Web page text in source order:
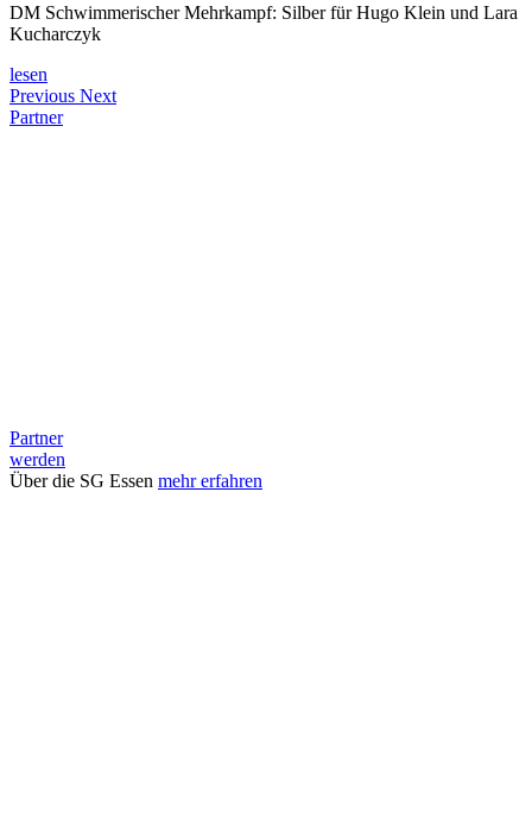
DM Schwimmerischer Mehrkampf: Silber für Hugo Klein und Lara
Kucharczyk
lesen
Previous Next
Partner
Partner
werden
Über die SG Essen mehr erfahren